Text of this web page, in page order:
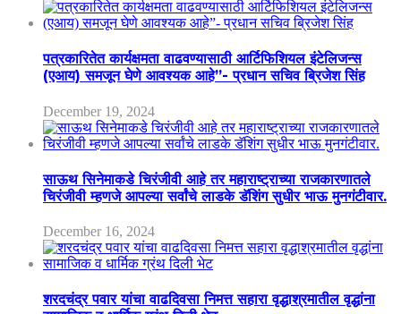
पत्रकारितेत कार्यक्षमता वाढवण्यासाठी आर्टिफिशियल इंटेलिजन्स
(एआय) समजून घेणे आवश्यक आहे”- प्रधान सचिव ब्रिजेश सिंह
December 19, 2024
साऊथ सिनेमाकडे चिरंजीवी आहे तर महाराष्ट्राच्या राजकारणातले
चिरंजीवी म्हणजे आपल्या सर्वांचे लाडके डॅशिंग सुधीर भाऊ मुनगंटीवार.
December 16, 2024
शरदचंद्र पवार यांचा वाढदिवसा निमत्त सहारा वृद्धाश्रमातील वृद्धांना